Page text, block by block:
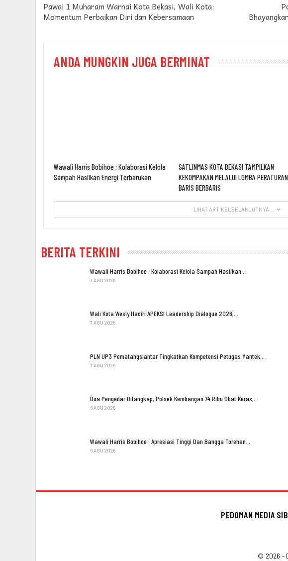
Pawai 1 Muharam Warnai Kota Bekasi, Wali Kota:
Momentum Perbaikan Diri dan Kebersamaan
ANDA MUNGKIN JUGA BERMINAT
Wawali Harris Bobihoe : Kolaborasi Kelola
Sampah Hasilkan Energi Terbarukan
SATLINMAS KOTA BEKASI TAMPILKAN
KEKOMPAKAN MELALUI LOMBA PERATURAN
BARIS BERBARIS
LIHAT ARTIKEL SELANJUTNYA ...
BERITA TERKINI
Wawali Harris Bobihoe : Kolaborasi Kelola Sampah Hasilkan…
7 AGU 2026
Wali Kota Wesly Hadiri APEKSI Leadership Dialogue 2026,…
7 AGU 2026
PLN UP3 Pematangsiantar Tingkatkan Kompetensi Petugas Yantek…
7 AGU 2026
Dua Pengedar Ditangkap, Polsek Kembangan 74 Ribu Obat Keras,…
6 AGU 2026
Wawali Harris Bobihoe : Apresiasi Tinggi Dan Bangga Torehan…
6 AGU 2026
PEDOMAN MEDIA
© 2026 -